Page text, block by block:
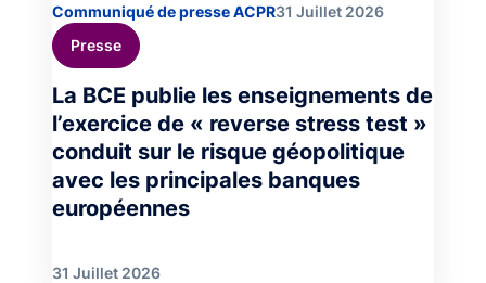
Communiqué de presse ACPR31 Juillet 2026
Presse
La BCE publie les enseignements de
l’exercice de « reverse stress test »
conduit sur le risque géopolitique
avec les principales banques
européennes
31 Juillet 2026